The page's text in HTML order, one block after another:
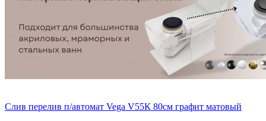
Слив перелив п/автомат Vega V55К 80см графит матовый